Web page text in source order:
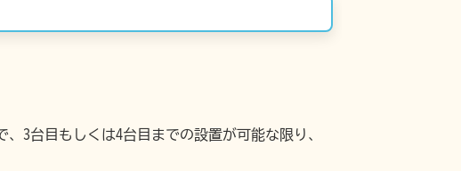
3台目もしくは4台目までの設置が可能な限り、